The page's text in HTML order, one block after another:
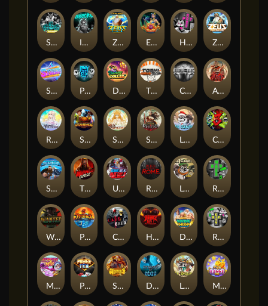
SixSixSix Invictus Ze Zeus Eye of Medusa Hot Ross Zeus Ze Zecond
Superstar Sevens PRAY FOR SIX Danny Dollar TOSHI WAYS CLUB CIRCLE OF LIFE ARMY OF ARES
RAINBOW PRINCESS STEAMRUNNERS SUN PRINCESS SPEAR OF ATHENA LE SANTA CHAOS CREW 3
STORMBORN THE WILDWOOD CURSE Ultimate Slot of America Reign of Rome Le Bandit Rad Maxx
Wanted Dead or a Wild Phoenix Cash Crew Hounds Of Hell Divine Drop RIP City
Munchy Milo Power of 10 Strength Of Hercules Dynasty of Death Le Digger Magic Piggy OG